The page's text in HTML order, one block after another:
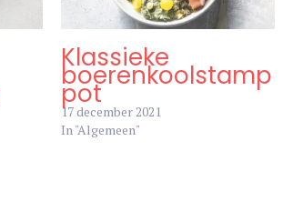
Klassieke
boerenkoolstamp
pot
17 december 2021
In "Algemeen"